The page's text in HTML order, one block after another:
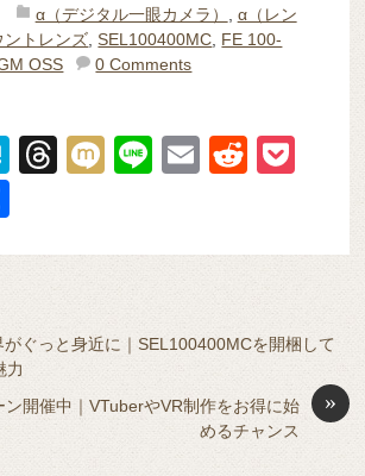
α（デジタル一眼カメラ） , α（レン
ントレンズ,SEL100400MC, FE 100-
OSS
0 Comments
H
n
T
a
s
M
Li
E
R
di et
ぐっと身近に｜SEL100400MCを開梱して
力
»
開催中｜VTuberやVR制作をお得に始
めるチャンス